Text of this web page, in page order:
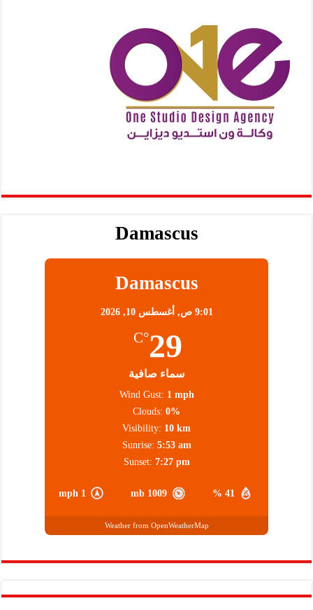
Damascus
Damascus
9:01 ص, أغسطس 10, 2026
29
°C
سماء صافية
41 %
1009 mb
1 mph
Wind Gust: 1 mph
Clouds: 0%
Visibility: 10 km
Sunrise: 5:53 am
Sunset: 7:27 pm
Weather from OpenWeatherMap